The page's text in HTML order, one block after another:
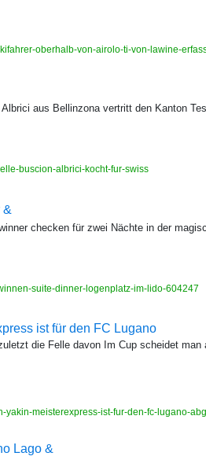
oberhalb-von-airolo-ti-von-lawine-
aus Bellinzona vertritt den Kanton
buscion-albrici-kocht-fur-swiss
&
checken für zwei Nächte in der
suite-dinner-logenplatz-im-lido-604247
ist für den FC Lugano
die Felle davon Im Cup scheidet
yakin-meisterexpress-ist-fur-den-fc-lugano-
Lago &